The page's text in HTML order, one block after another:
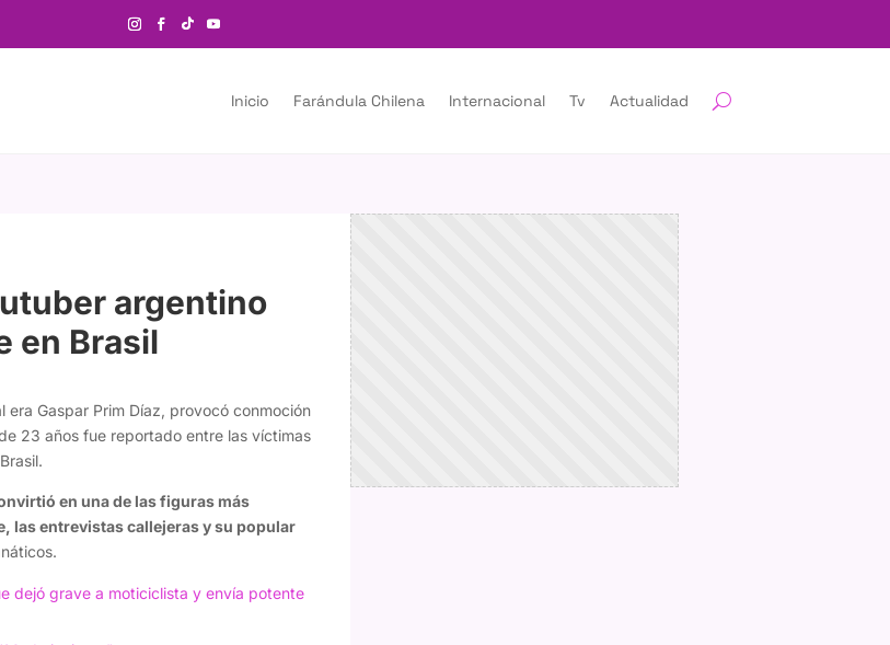
Inicio Farándula Chilena Internacional Tv Actualidad
argentino
en Brasil
Gaspar Prim Díaz, provocó conmoción
23 años fue reportado entre las víctimas
en una de las figuras más
las entrevistas callejeras y su popular
dejó grave a moticiclista y envía potente